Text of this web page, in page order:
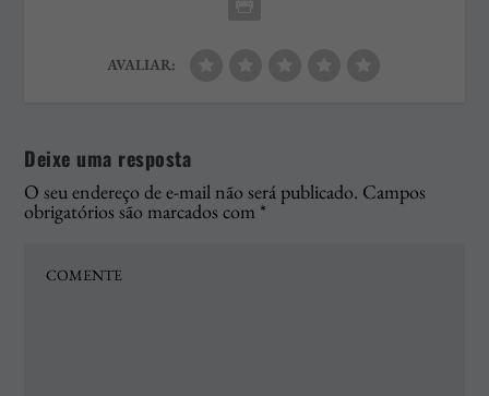
AVALIAR:
Deixe uma resposta
O seu endereço de e-mail não será publicado. Campos
obrigatórios são marcados com *